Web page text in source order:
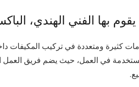
يقوم بها الفني الهندي،
كثيرة ومتعددة في تركيب
في العمل، حيث يضم فريق العمل